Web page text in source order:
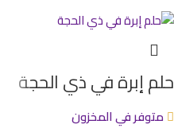
حلم إبرة في ذي الحجة
متوفر في المخزون